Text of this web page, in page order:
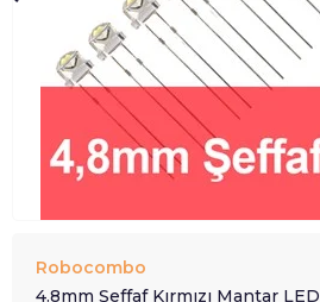
Robocombo
4.8mm Şeffaf Kırmızı Mantar LED